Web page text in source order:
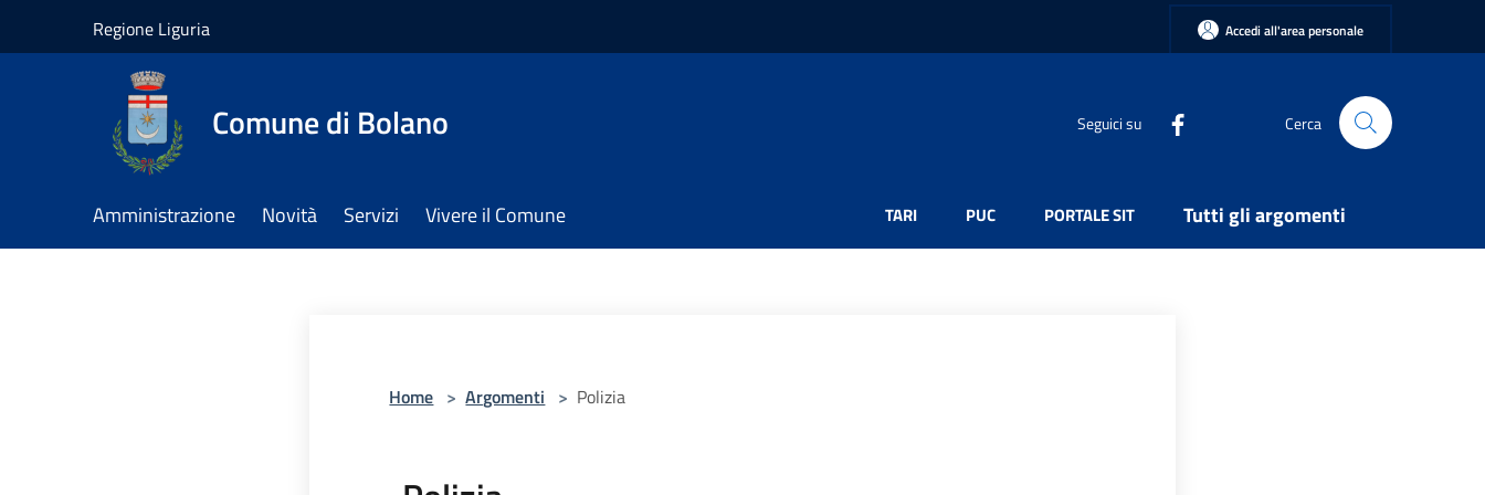
Regione Liguria Accedi all'area personale
Comune di Bolano Seguici su Cerca
Amministrazione Novità Servizi Vivere il Comune TARI PUC PORTALE SIT Tutti gli argomenti
Home > Argomenti > Polizia